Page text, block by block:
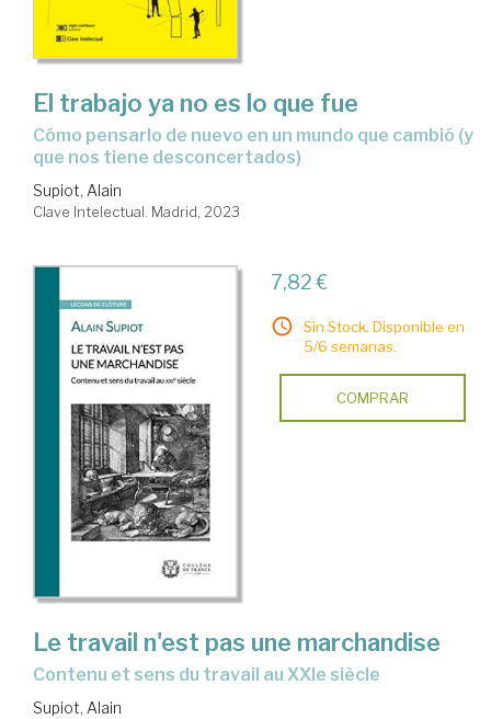
El trabajo ya no es lo que fue
cómo pensarlo de nuevo en un mundo que cambió (y
que nos tiene desconcertados)
Supiot, Alain
Clave Intelectual. Madrid, 2023
7,82 €
Sin Stock. Disponible en
5/6 semanas.
COMPRAR
Le travail n'est pas une marchandise
contenu et sens du travail au XXIe siècle
Supiot, Alain